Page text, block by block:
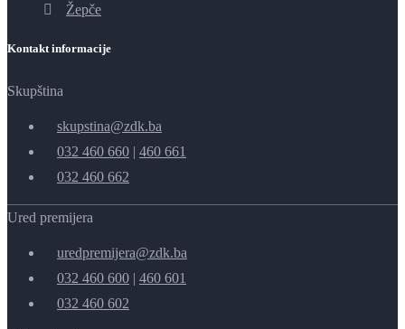
Žepče
Kontakt informacije
Skupština
skupstina@zdk.ba
032 460 660 | 460 661
032 460 662
Ured premijera
uredpremijera@zdk.ba
032 460 600 | 460 601
032 460 602